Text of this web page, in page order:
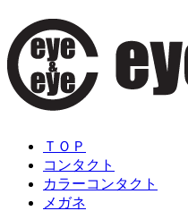
ＴＯＰ
コンタクト
カラーコンタクト
メガネ